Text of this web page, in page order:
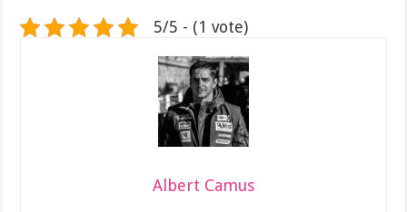
5/5 - (1 vote)
Albert Camus